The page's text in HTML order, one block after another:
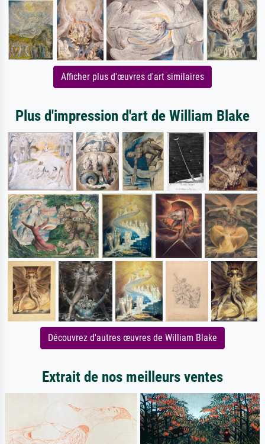
Afficher plus d'œuvres d'art similaires
Plus d'impression d'art de William Blake
Découvrez d'autres œuvres de William Blake
Extrait de nos meilleurs ventes